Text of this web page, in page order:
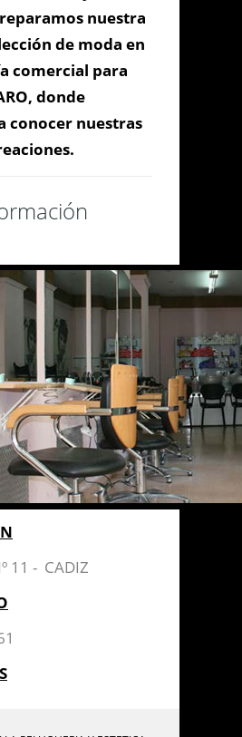
nuestra
de moda en
comercial para
donde
conocer nuestras
11 - CADIZ